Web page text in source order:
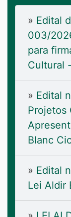
» Edital
003/
para
Cultural
» Edital
Projetos
Blanc
» Edital
Lei Aldir